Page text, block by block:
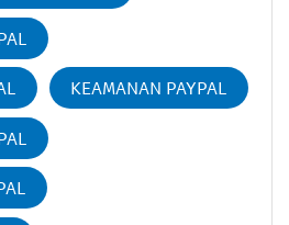
KEAMANAN PAYPAL